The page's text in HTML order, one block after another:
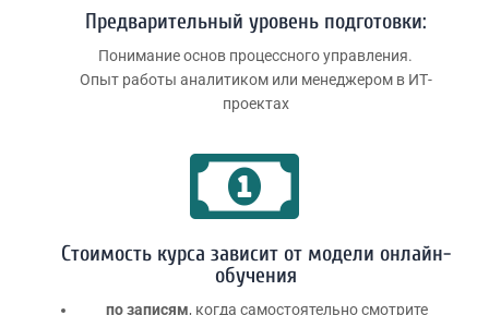
Предварительный уровень подготовки:
Понимание основ процессного управления.
Опыт работы аналитиком или менеджером в ИТ-
проектах
Стоимость курса зависит от модели онлайн-
обучения
по записям, когда самостоятельно смотрите